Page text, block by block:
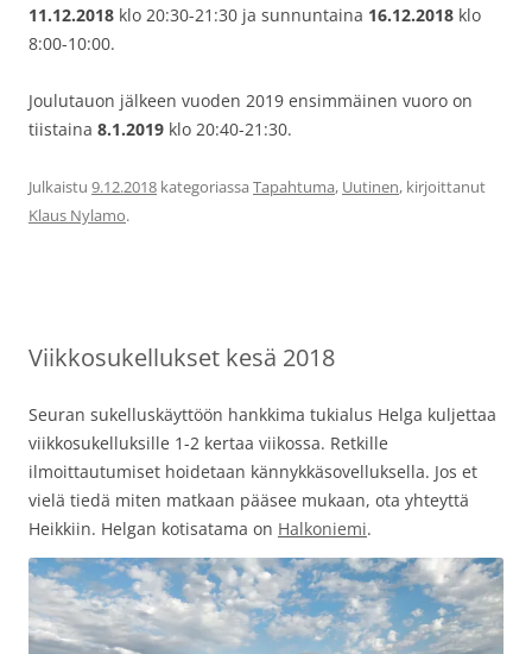
11.12.2018 klo 20:30-21:30 ja sunnuntaina 16.12.2018 klo
8:00-10:00.
Joulutauon jälkeen vuoden 2019 ensimmäinen vuoro on
tiistaina 8.1.2019 klo 20:40-21:30.
Julkaistu 9.12.2018 kategoriassa Tapahtuma, Uutinen, kirjoittanut
Klaus Nylamo.
Viikkosukellukset kesä 2018
Seuran sukelluskäyttöön hankkima tukialus Helga kuljettaa
viikkosukelluksille 1-2 kertaa viikossa. Retkille
ilmoittautumiset hoidetaan kännykkäsovelluksella. Jos et
vielä tiedä miten matkaan pääsee mukaan, ota yhteyttä
Heikkiin. Helgan kotisatama on Halkoniemi.